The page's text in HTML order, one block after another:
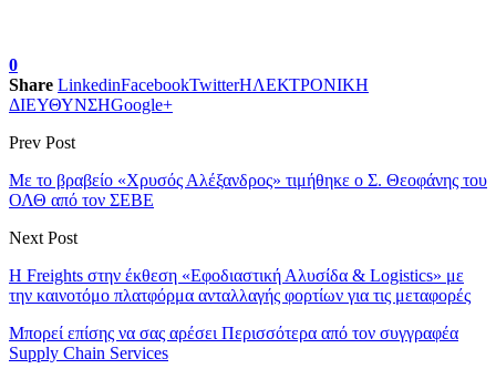
0
Share LinkedinFacebookTwitterΗΛΕΚΤΡΟΝΙΚΗ
ΔΙΕΥΘΥΝΣΗGoogle+
Prev Post
Με το βραβείο «Χρυσός Αλέξανδρος» τιμήθηκε ο Σ. Θεοφάνης του
ΟΛΘ από τον ΣΕΒΕ
Next Post
H Freights στην έκθεση «Εφοδιαστική Αλυσίδα & Logistics» με
την καινοτόμο πλατφόρμα ανταλλαγής φορτίων για τις μεταφορές
Μπορεί επίσης να σας αρέσει Περισσότερα από τον συγγραφέα
Supply Chain Services